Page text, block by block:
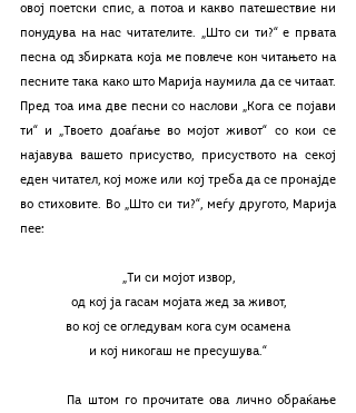
овој поетски спис, а потоа и какво патешествие ни
понудува на нас читателите. „Што си ти?“ е првата
песна од збирката која ме повлече кон читањето на
песните така како што Марија наумила да се читаат.
Пред тоа има две песни со наслови „Кога се појави
ти“ и „Твоето доаѓање во мојот живот“ со кои се
најавува вашето присуство, присуството на секој
еден читател, кој може или кој треба да се пронајде
во стиховите. Во „Што си ти?“, меѓу другото, Марија
пее:
„Ти си мојот извор,
од кој ја гасам мојата жед за живот,
во кој се огледувам кога сум осамена
и кој никогаш не пресушува.“